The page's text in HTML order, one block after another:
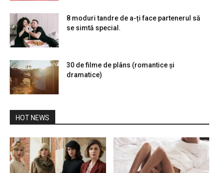
8 moduri tandre de a-ți face partenerul să
se simtă special.
30 de filme de plâns (romantice și
dramatice)
HOT NEWS